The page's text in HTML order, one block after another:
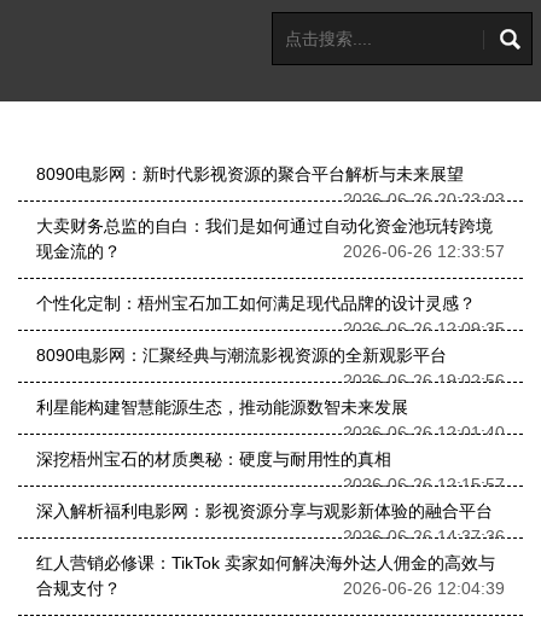
8090电影网：新时代影视资源的聚合平台解析与未来展望
2026-06-26 20:23:03
大卖财务总监的自白：我们是如何通过自动化资金池玩转跨境
现金流的？
2026-06-26 12:33:57
个性化定制：梧州宝石加工如何满足现代品牌的设计灵感？
2026-06-26 12:09:35
8090电影网：汇聚经典与潮流影视资源的全新观影平台
2026-06-26 19:02:56
利星能构建智慧能源生态，推动能源数智未来发展
2026-06-26 12:01:40
深挖梧州宝石的材质奥秘：硬度与耐用性的真相
2026-06-26 12:15:57
深入解析福利电影网：影视资源分享与观影新体验的融合平台
2026-06-26 14:37:36
红人营销必修课：TikTok 卖家如何解决海外达人佣金的高效与
合规支付？
2026-06-26 12:04:39